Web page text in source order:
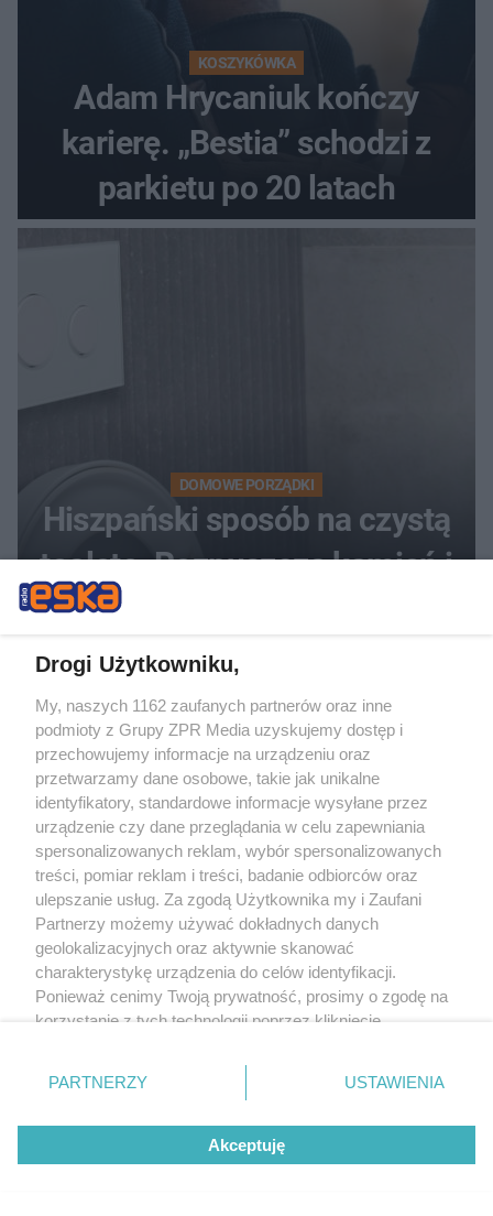
KOSZYKÓWKA
Adam Hrycaniuk kończy
karierę. „Bestia” schodzi z
parkietu po 20 latach
DOMOWE PORZĄDKI
Hiszpański sposób na czystą
toaletę. Rozpuszcza kamień i
RZADKIE IMIONA
To imię brzmi jak nazwa
europejskiego kraju. W
Polsce nosi je zaledwie 3
kobiety
Drogi Użytkowniku,
My, naszych 1162 zaufanych partnerów oraz inne
podmioty z Grupy ZPR Media uzyskujemy dostęp i
przechowujemy informacje na urządzeniu oraz
przetwarzamy dane osobowe, takie jak unikalne
identyfikatory, standardowe informacje wysyłane przez
urządzenie czy dane przeglądania w celu zapewniania
spersonalizowanych reklam, wybór spersonalizowanych
treści, pomiar reklam i treści, badanie odbiorców oraz
ulepszanie usług. Za zgodą Użytkownika my i Zaufani
Partnerzy możemy używać dokładnych danych
geolokalizacyjnych oraz aktywnie skanować
charakterystykę urządzenia do celów identyfikacji.
Ponieważ cenimy Twoją prywatność, prosimy o zgodę na
korzystanie z tych technologii poprzez kliknięcie
zmienić/wycofać klikając przycisk ustawień prywatności
znajdujący się w lewym dolnym rogu strony
rodzaje przetwarzania danych nie wymagają zgody
użytkownika, ale masz prawo sprzeciwić się takiemu
przetwarzaniu. Preferencje będą miały zastosowanie tylko
PARTNERZY USTAWIENIA
Akceptuję